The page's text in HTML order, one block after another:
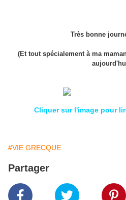
Très bonne
(Et tout spécialement à ma
Cliquer sur l'image pour
#VIE GRECQUE
Partager